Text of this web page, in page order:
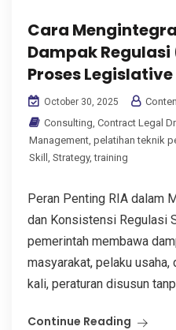
Cara
Dampak
Proses
October 30, 2025
Consulting Contract Legal
Management pelatihan teknik
Skill
Strategy,training
Peran Penting RIA dalam
dan Konsistensi Regulasi
pemerintah membawa
masyarakat, pelaku
kali, peraturan disusun
Continue Reading